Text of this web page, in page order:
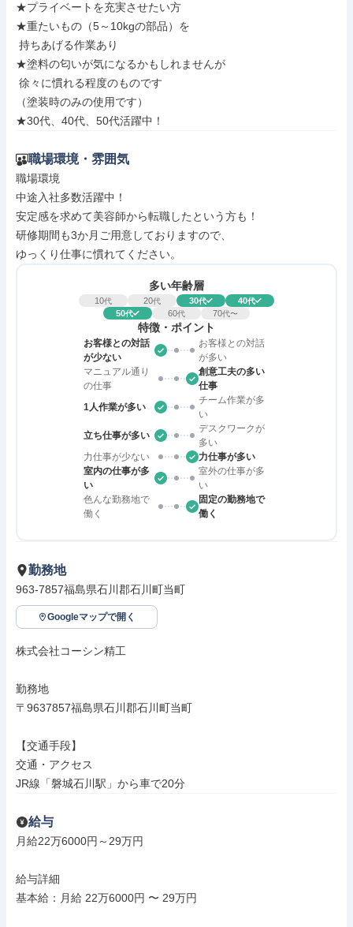
★プライベートを充実させたい方
★重たいもの（5～10kgの部品）を
★塗料の匂いが気になるかもしれませんが
（塗装時のみの使用です）
★30代、40代、50代活躍中！
職場環境・雰囲気
職場環境
中途入社多数活躍中！
安定感を求めて美容師から転職したという方も！
研修期間も3か月ご用意しておりますので、
ゆっくり仕事に慣れてください。
多い年齢層
10代 20代 30代 40代
50代 60代 70代〜
特徴・ポイント
お客様との対話
が少ない
お客様との対話
が多い
マニュアル通り
の仕事
創意工夫の多い
仕事
1人作業が多い
チーム作業が多
い
立ち仕事が多い
デスクワークが
多い
力仕事が少ない
力仕事が多い
室内の仕事が多
い
室外の仕事が多
い
色んな勤務地で
働く
固定の勤務地で
働く
勤務地
963-7857福島県石川郡石川町当町
Googleマップで開く
株式会社コーシン精工
勤務地
〒9637857福島県石川郡石川町当町
【交通手段】
交通・アクセス
JR線「磐城石川駅」から車で20分
給与
月給22万6000円～29万円
給与詳細
基本給：月給 22万6000円 〜 29万円